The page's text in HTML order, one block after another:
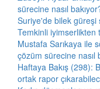
sürecine nasıl
Suriye'de bilek güreşi
Temkinli
Mustafa Sarıkaya ile
çözüm sürecine nasıl
Haftaya Bakış (298):
ortak rapor